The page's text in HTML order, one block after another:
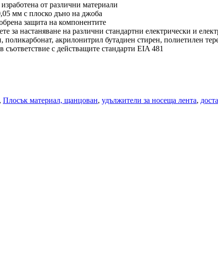
от различни материали
мм с плоско дъно на джоба
защита на компонентите
за настаняване на различни стандартни електрически и
акрилонитрил бутадиен стирен, полиетилен
с действащите стандарти EIA 481
, Плосък материал, щанцован, удължители за носеща лента,